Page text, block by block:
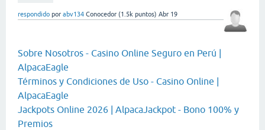
respondido por abv134 Conocedor (1.5k puntos) Abr 19
Sobre Nosotros - Casino Online Seguro en Perú |
AlpacaEagle
Términos y Condiciones de Uso - Casino Online |
AlpacaEagle
Jackpots Online 2026 | AlpacaJackpot - Bono 100% y
Premios